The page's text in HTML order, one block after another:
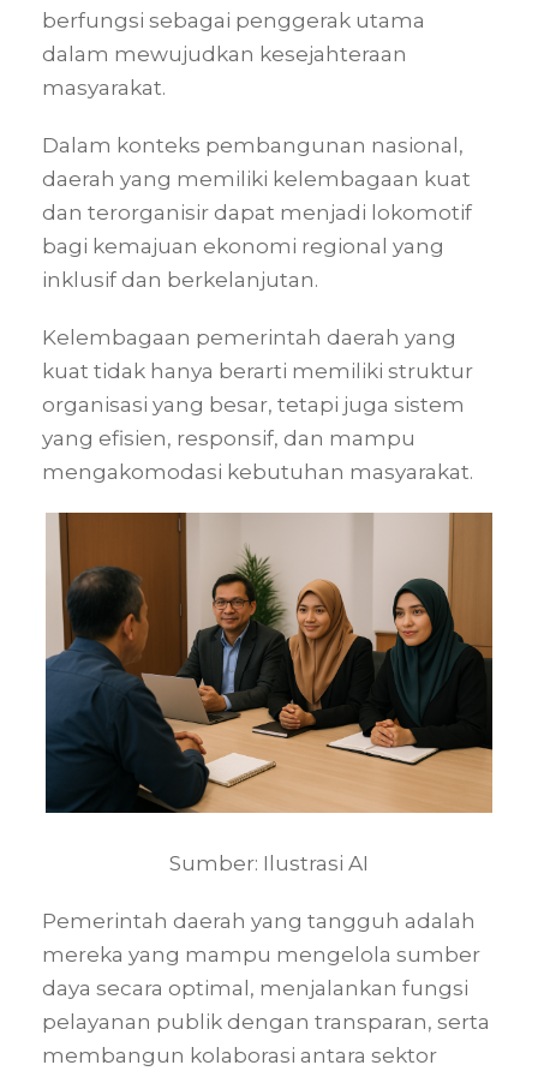
berfungsi sebagai penggerak utama
dalam mewujudkan kesejahteraan
masyarakat.
Dalam konteks pembangunan nasional,
daerah yang memiliki kelembagaan kuat
dan terorganisir dapat menjadi lokomotif
bagi kemajuan ekonomi regional yang
inklusif dan berkelanjutan.
Kelembagaan pemerintah daerah yang
kuat tidak hanya berarti memiliki struktur
organisasi yang besar, tetapi juga sistem
yang efisien, responsif, dan mampu
mengakomodasi kebutuhan masyarakat.
Sumber: Ilustrasi AI
Pemerintah daerah yang tangguh adalah
mereka yang mampu mengelola sumber
daya secara optimal, menjalankan fungsi
pelayanan publik dengan transparan, serta
membangun kolaborasi antara sektor